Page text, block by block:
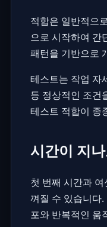
적합은 일반적으
으로 시작하여 간
패턴을 기반으로
테스트는 작업 자
등 정상적인 조건
테스트 적합이 종
시간이 지
첫 번째 시간과
껴질 수 있습니다
포와 반복적인 움